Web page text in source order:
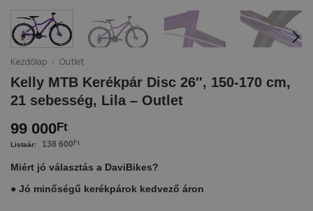
Kezdőlap / Outlet
Kelly MTB Kerékpár Disc 26″, 150-170 cm,
21 sebesség, Lila – Outlet
99 000Ft
138 600 Ft
Miért jó választás a DaviBikes?
● Jó minőségű kerékpárok kedvező áron